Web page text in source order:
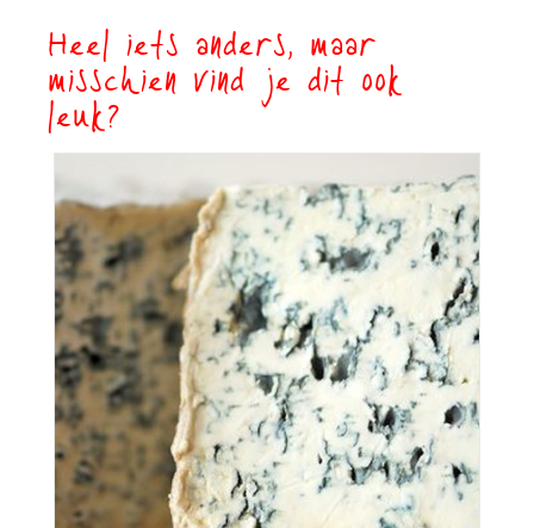
Heel iets anders, maar
misschien vind je dit ook
leuk?